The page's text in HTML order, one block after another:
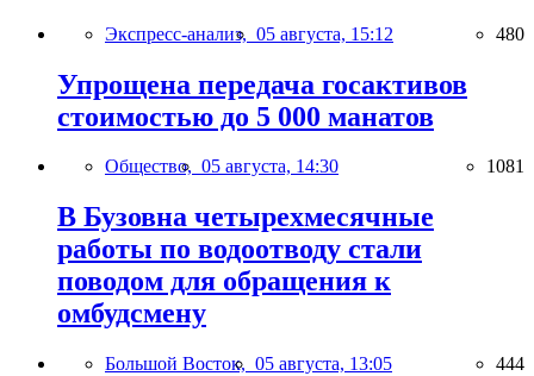
Экспресс-анализ, 05 августа, 15:12 480
Упрощена передача госактивов
стоимостью до 5 000 манатов
Общество, 05 августа, 14:30 1081
В Бузовна четырехмесячные
работы по водоотводу стали
поводом для обращения к
омбудсмену
Большой Восток, 05 августа, 13:05 444